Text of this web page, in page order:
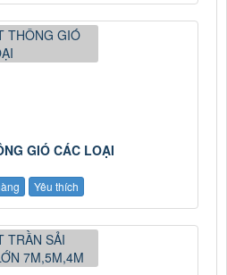
GIÓ CÁC LOẠI
Yêu thích